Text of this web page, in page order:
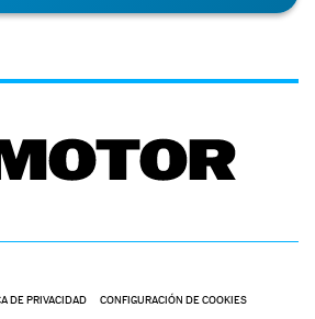
DE PRIVACIDAD CONFIGURACIÓN DE COOKIES